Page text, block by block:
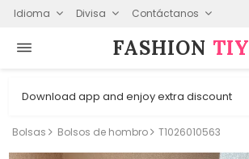
Idioma Divisa Contáctanos
FASHION⁠ TIY
Download app and enjoy extra discount
Bolsas Bolsos de hombro T1026010563